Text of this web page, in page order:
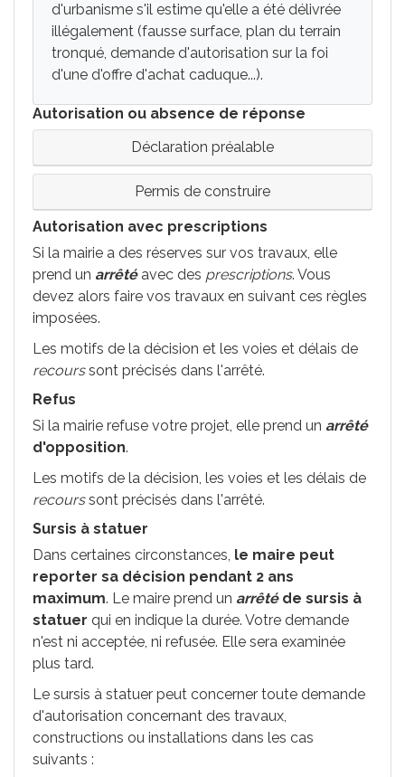
d'urbanisme s'il estime qu'elle a été délivrée
illégalement (fausse surface, plan du terrain
tronqué, demande d'autorisation sur la foi
d'une d'offre d'achat caduque...).
Autorisation ou absence de réponse
Déclaration préalable
Permis de construire
Autorisation avec prescriptions
Si la mairie a des réserves sur vos travaux, elle
prend un arrêtéavec des prescriptions. Vous
devez alors faire vos travaux en suivant ces règles
imposées.
Les motifs de la décision et les voies et délais de
recourssont précisés dans l'arrêté.
Refus
Si la mairie refuse votre projet, elle prend un arrêté
d'opposition.
Les motifs de la décision, les voies et les délais de
recourssont précisés dans l'arrêté.
Sursis à statuer
Dans certaines circonstances, le maire peut
reporter sa décision pendant 2 ans
maximum. Le maire prend un arrêtéde sursis à
statuer qui en indique la durée. Votre demande
n'est ni acceptée, ni refusée. Elle sera examinée
plus tard.
Le sursis à statuer peut concerner toute demande
d'autorisation concernant des travaux,
constructions ou installations dans les cas
suivants :